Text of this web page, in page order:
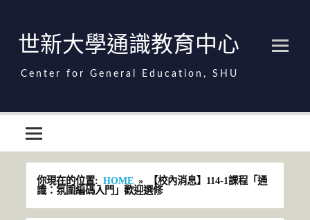
世新大學通識教育中心
你現在的位置: HOME
【校內消息】114-1課程「通
識：氛圍編碼入門」歡迎選修